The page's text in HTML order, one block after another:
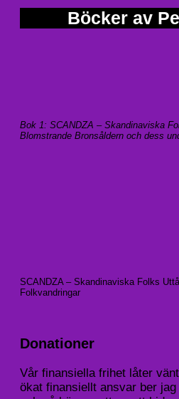
Böcker av
Bok 1: SCANDZA – Skandinaviska
Blomstrande Bronsåldern och dess
SCANDZA – Skandinaviska Folks
Folkvandringar
Donationer
Vår finansiella frihet låter
ökat finansiellt ansvar ber